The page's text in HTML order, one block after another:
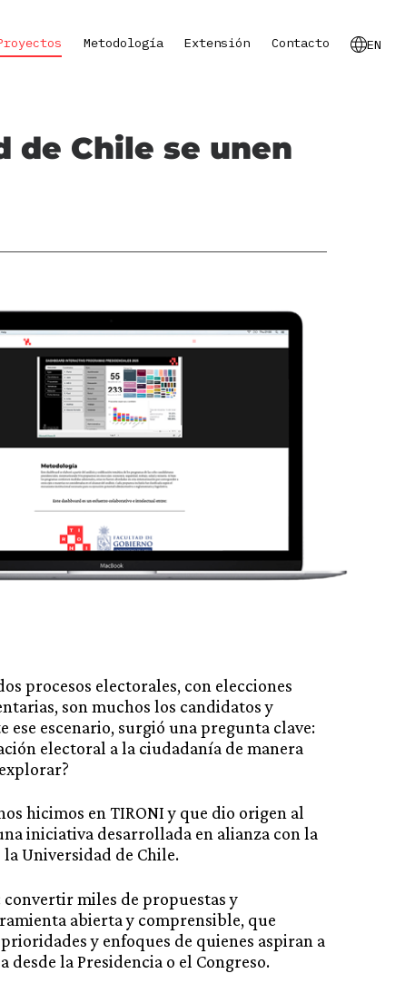
Metodología Extensión Contacto EN
de Chile se unen
procesos electorales, con elecciones
son muchos los candidatos y
ese escenario, surgió una pregunta clave:
electoral a la ciudadanía de manera
hicimos en TIRONI y que dio origen al
iniciativa desarrollada en alianza con la
Universidad de Chile.
convertir miles de propuestas y
abierta y comprensible, que
y enfoques de quienes aspiran a
desde la Presidencia o el Congreso.